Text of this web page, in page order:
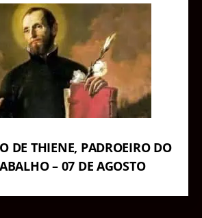
DE THIENE, PADROEIRO DO
– 07 DE AGOSTO